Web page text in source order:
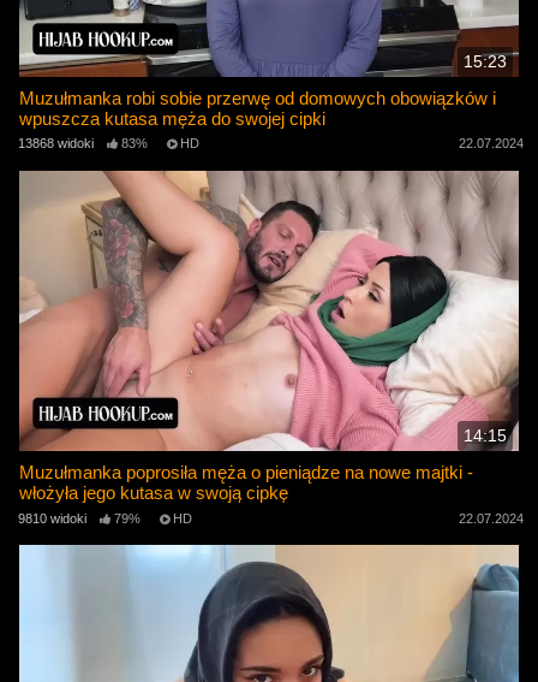
15:23
Muzułmanka robi sobie przerwę od domowych obowiązków i
wpuszcza kutasa męża do swojej cipki
13868 widoki 83% HD 22.07.2024
14:15
Muzułmanka poprosiła męża o pieniądze na nowe majtki -
włożyła jego kutasa w swoją cipkę
9810 widoki 79% HD 22.07.2024